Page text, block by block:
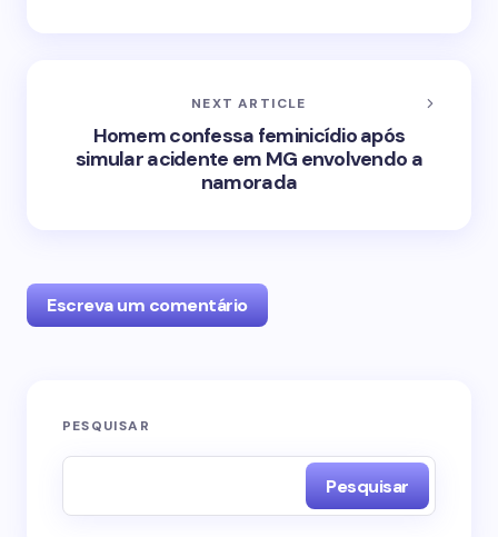
NEXT ARTICLE
Homem confessa feminicídio após
simular acidente em MG envolvendo a
namorada
Escreva um comentário
O seu endereço de e-mail não será publicado.
PESQUISAR
Pesquisar